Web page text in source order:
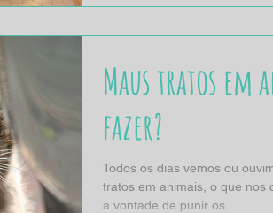
para compartilharem seu
Maus tratos em
fazer?
Todos os dias vemos ou
tratos em animais, o que nos
a vontade de punir os...